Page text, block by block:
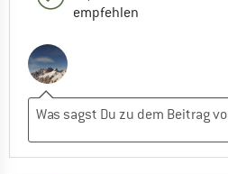
empfehlen